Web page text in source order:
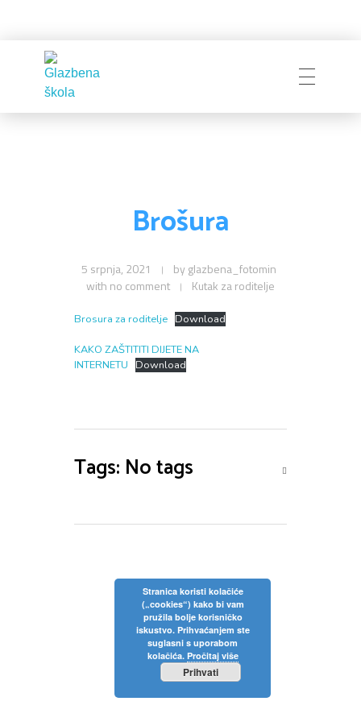
Brošura
5 srpnja, 2021 by glazbena_fotomin
with no comment Kutak za roditelje
Brosura za roditelje Download
KAKO ZAŠTITITI DIJETE NA
INTERNETU
Download
Tags: No tags
Stranica koristi kolačiće
(„cookies“) kako bi vam
pružila bolje korisničko
iskustvo. Prihvaćanjem ste
suglasni s uporabom
kolačića. Pročitaj više
Prihvati